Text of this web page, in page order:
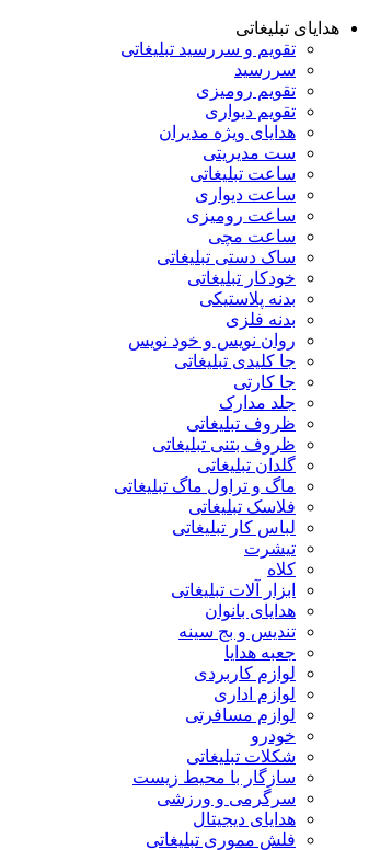
هدایای تبلیغاتی
تقویم و سررسید تبلیغاتی
سررسید
تقویم رومیزی
تقویم دیواری
هدایای ویژه مدیران
ست مدیریتی
ساعت تبلیغاتی
ساعت دیواری
ساعت رومیزی
ساعت مچی
ساک دستی تبلیغاتی
خودکار تبلیغاتی
بدنه پلاستیکی
بدنه فلزی
روان نویس و خود نویس
جا کلیدی تبلیغاتی
جا کارتی
جلد مدارک
ظروف تبلیغاتی
ظروف بتنی تبلیغاتی
گلدان تبلیغاتی
ماگ و تراول ماگ تبلیغاتی
فلاسک تبلیغاتی
لباس کار تبلیغاتی
تیشرت
کلاه
ابزار آلات تبلیغاتی
هدایای بانوان
تندیس و بج سینه
جعبه هدایا
لوازم کاربردی
لوازم اداری
لوازم مسافرتی
خودرو
شکلات تبلیغاتی
سازگار با محیط زیست
سرگرمی و ورزشی
هدایای دیجیتال
فلش مموری تبلیغاتی